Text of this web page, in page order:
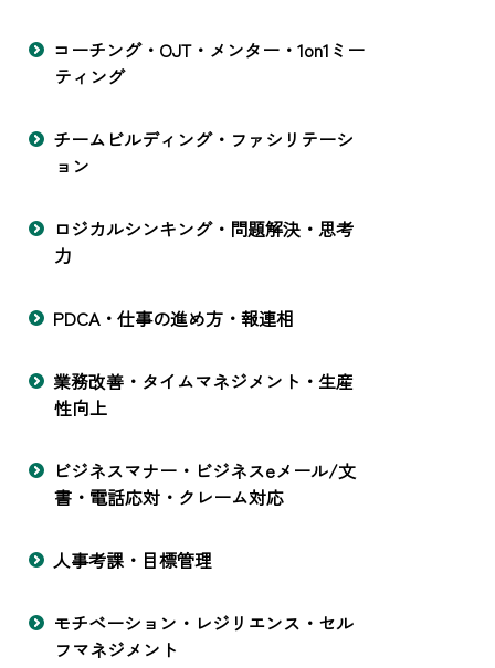
コーチング・OJT・メンター・1on1ミー
ティング
チームビルディング・ファシリテーシ
ョン
ロジカルシンキング・問題解決・思考
力
PDCA・仕事の進め方・報連相
業務改善・タイムマネジメント・生産
性向上
ビジネスマナー・ビジネスeメール/文
書・電話応対・クレーム対応
人事考課・目標管理
モチベーション・レジリエンス・セル
フマネジメント